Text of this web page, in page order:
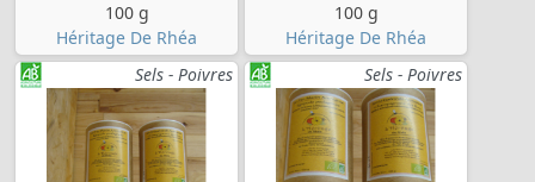
100 g
Héritage De Rhéa
100 g
Héritage De Rhéa
Sels - Poivres
Sels - Poivres